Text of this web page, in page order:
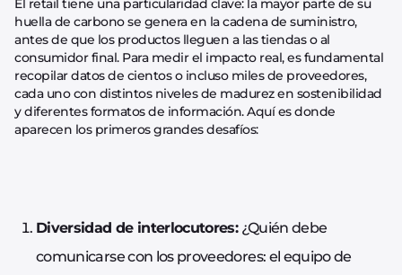
El retail tiene una particularidad clave: la mayor parte de su
huella de carbono se genera en la cadena de suministro,
antes de que los productos lleguen a las tiendas o al
consumidor final. Para medir el impacto real, es fundamental
recopilar datos de cientos o incluso miles de proveedores,
cada uno con distintos niveles de madurez en sostenibilidad
y diferentes formatos de información. Aquí es donde
aparecen los primeros grandes desafíos:
Diversidad de interlocutores:¿Quién debe
comunicarse con los proveedores: el equipo de